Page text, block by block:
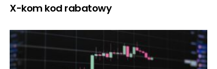
X-kom kod rabatowy